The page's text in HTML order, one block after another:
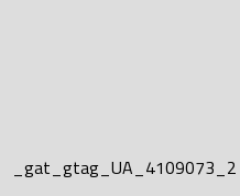
_gat_gtag_UA_4109073_2